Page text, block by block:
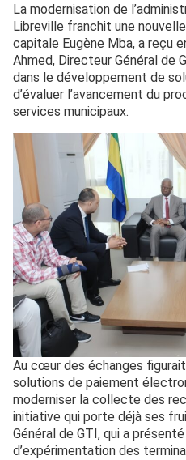
La modernisation de
Libreville franchit une
capitale Eugène Mba, a reçu
Ahmed, Directeur Général de
dans le développement de
d’évaluer l’avancement du
services municipaux.
Au cœur des échanges
solutions de paiement
moderniser la collecte des
initiative qui porte déjà ses
Général de GTI, qui a
d’expérimentation des